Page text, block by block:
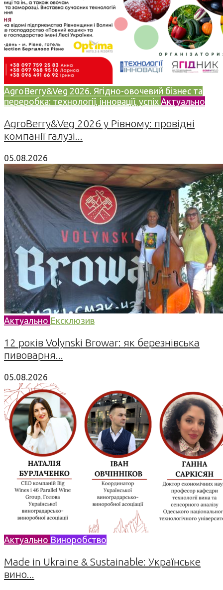
AgroBerry&Veg 2026. Ягідно-овочевий бізнес та
переробка: технології, інновації, успіх Актуально
AgroBerry&Veg 2026 у Рівному: провідні
компанії галузі...
05.08.2026
Актуально Ексклюзив
12 років Volynski Browar: як березнівська
пивоварня...
05.08.2026
Актуально Виноробство
Made in Ukraine & Sustainable: Українське
вино...